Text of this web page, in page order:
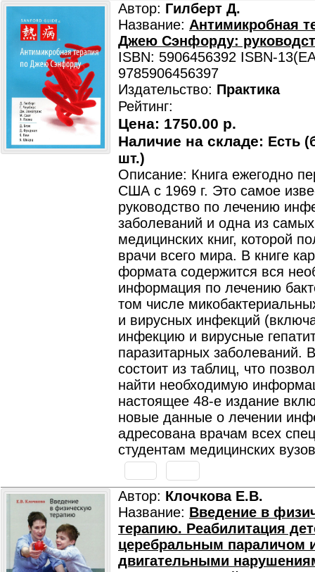
Автор: Гилберт Д.
Название: Антимикробная
Джею Сэнфорду:
ISBN: 5906456392 ISBN-
9785906456397
Издательство: Практика
Рейтинг:
Цена: 1750.00 р.
Наличие на складе: Есть
шт.)
Описание: Книга ежегодно
США с 1969 г. Это самое
руководство по лечению
заболеваний и одна из
медицинских книг, которой
врачи всего мира. В книге
формата содержится вся
информация по лечению
том числе
и вирусных инфекций
инфекцию и вирусные
паразитарных заболеваний.
состоит из таблиц, что
найти необходимую
настоящее 48-е издание
новые данные о лечении
адресована врачам всех
студентам медицинских
Автор: Клочкова Е.В.
Название: Введение в
терапию. Реабилитация
церебральным параличом
двигательными